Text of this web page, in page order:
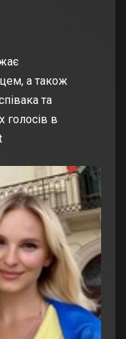
а також
та
голосів в